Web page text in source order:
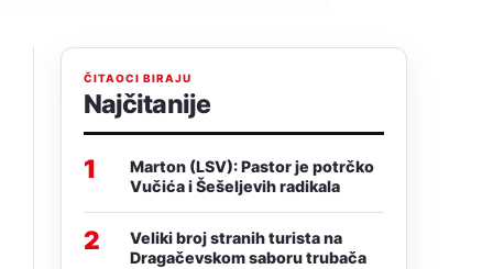
ČITAOCI BIRAJU
Najčitanije
1
Marton (LSV): Pastor je potrčko
Vučića i Šešeljevih radikala
2
Veliki broj stranih turista na
Dragačevskom saboru trubača